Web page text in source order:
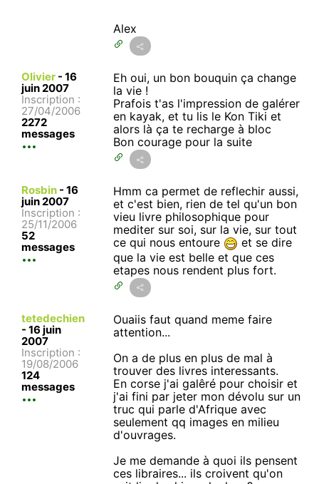
Alex
Olivier - 16
juin 2007
Inscription :
27/04/2006
2272
messages
Eh oui, un bon bouquin ça change
la vie !
Prafois t'as l'impression de galérer
en kayak, et tu lis le Kon Tiki et
alors là ça te recharge à bloc
Bon courage pour la suite
Rosbin - 16
juin 2007
Inscription :
25/11/2006
52
messages
Hmm ca permet de reflechir aussi,
et c'est bien, rien de tel qu'un bon
vieu livre philosophique pour
mediter sur soi, sur la vie, sur tout
ce qui nous entoure
et se dire
que la vie est belle et que ces
etapes nous rendent plus fort.
tetedechien
- 16 juin
2007
Inscription :
19/08/2006
124
messages
Ouaiis faut quand meme faire
attention...
On a de plus en plus de mal à
trouver des livres interessants.
En corse j'ai galêré pour choisir et
j'ai fini par jeter mon dévolu sur un
truc qui parle d'Afrique avec
seulement qq images en milieu
d'ouvrages.
Je me demande à quoi ils pensent
ces libraires... ils croivent qu'on